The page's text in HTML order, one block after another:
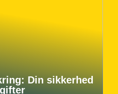
Din sikkerhed